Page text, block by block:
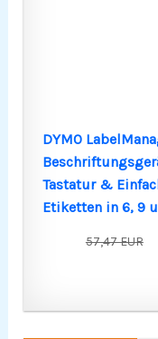
DYMO
Tastatur &
Etiketten in 6, 9
57,47 EUR